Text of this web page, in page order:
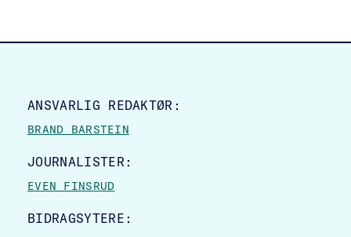
SITE FOOTER
ANSVARLIG REDAKTØR:
BRAND BARSTEIN
JOURNALISTER:
EVEN FINSRUD
BIDRAGSYTERE: